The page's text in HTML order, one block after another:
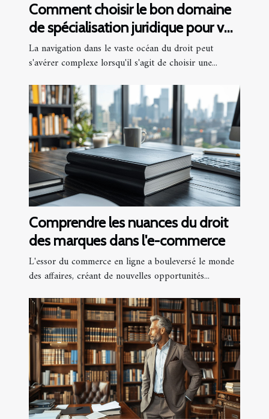
Comment choisir le bon domaine
de spécialisation juridique pour vos
besoins
La navigation dans le vaste océan du droit peut
s'avérer complexe lorsqu'il s'agit de choisir une...
Comprendre les nuances du droit
des marques dans l'e-commerce
L'essor du commerce en ligne a bouleversé le monde
des affaires, créant de nouvelles opportunités...